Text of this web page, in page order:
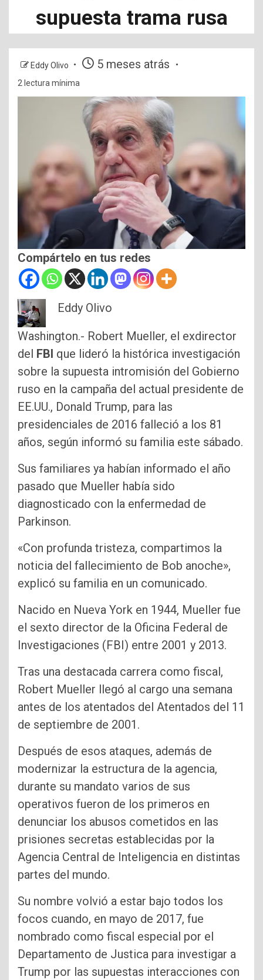
supuesta trama rusa
Eddy Olivo 5 meses atrás
2 lectura mínima
Compártelo en tus redes
Eddy Olivo
Washington.- Robert Mueller, el exdirector
del FBI que lideró la histórica investigación
sobre la supuesta intromisión del Gobierno
ruso en la campaña del actual presidente de
EE.UU., Donald Trump, para las
presidenciales de 2016 falleció a los 81
años, según informó su familia este sábado.
Sus familiares ya habían informado el año
pasado que Mueller había sido
diagnosticado con la enfermedad de
Parkinson.
«Con profunda tristeza, compartimos la
noticia del fallecimiento de Bob anoche»,
explicó su familia en un comunicado.
Nacido en Nueva York en 1944, Mueller fue
el sexto director de la Oficina Federal de
Investigaciones (FBI) entre 2001 y 2013.
Tras una destacada carrera como fiscal,
Robert Mueller llegó al cargo una semana
antes de los atentados del Atentados del 11
de septiembre de 2001.
Después de esos ataques, además de
modernizar la estructura de la agencia,
durante su mandato varios de sus
operativos fueron de los primeros en
denunciar los abusos cometidos en las
prisiones secretas establecidas por la
Agencia Central de Inteligencia en distintas
partes del mundo.
Su nombre volvió a estar bajo todos los
focos cuando, en mayo de 2017, fue
nombrado como fiscal especial por el
Departamento de Justica para investigar a
Trump por las supuestas interacciones con